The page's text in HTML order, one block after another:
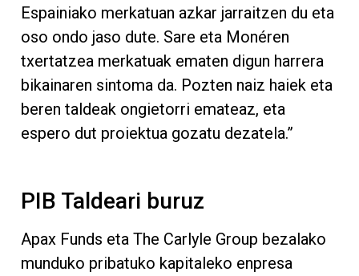
Espainiako merkatuan azkar jarraitzen du eta
oso ondo jaso dute. Sare eta Monéren
txertatzea merkatuak ematen digun harrera
bikainaren sintoma da. Pozten naiz haiek eta
beren taldeak ongietorri emateaz, eta
espero dut proiektua gozatu dezatela.”
PIB Taldeari buruz
Apax Funds eta The Carlyle Group bezalako
munduko pribatuko kapitaleko enpresa